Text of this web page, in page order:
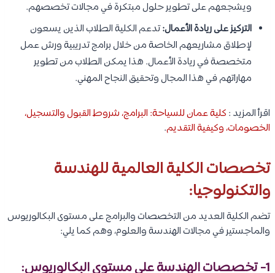
ويشجعهم على تطوير حلول مبتكرة في مجالات تخصصهم.
التركيز على ريادة الأعمال:تدعم الكلية الطلاب الذين يسعون
لإطلاق مشاريعهم الخاصة من خلال برامج تدريبية ورش عمل
متخصصة في ريادة الأعمال. هذا يمكن الطلاب من تطوير
مهاراتهم في هذا المجال وتحقيق النجاح المهني.
اقرأ المزيد : كلية عمان للسياحة: البرامج، شروط القبول والتسجيل،
الخصومات، وكيفية التقديم.
تخصصات الكلية العالمية للهندسة
والتكنولوجيا:
تضم الكلية العديد من التخصصات والبرامج على مستوى البكالوريوس
والماجستير في مجالات الهندسة والعلوم، وهم كما يلي:
1- تخصصات الهندسة على مستوى البكالوريوس: